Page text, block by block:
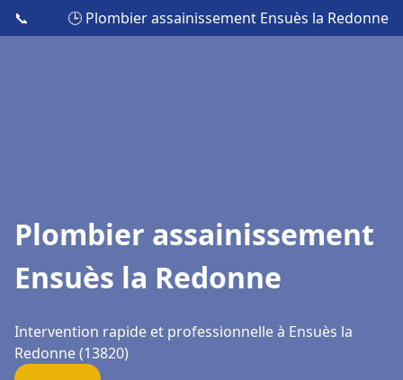
📞 🕒 Plombier assainissement Ensuès la Redonne
Plombier assainissement
Ensuès la Redonne
Intervention rapide et professionnelle à Ensuès la
Redonne (13820)